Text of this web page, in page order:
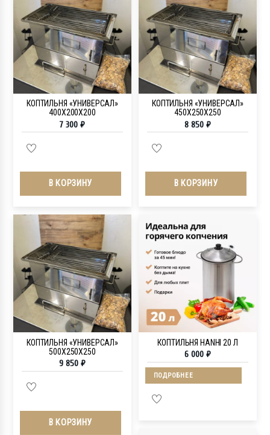
КОПТИЛЬНЯ «УНИВЕРСАЛ»
400Х200Х200
7 300 ₽
В КОРЗИНУ
КОПТИЛЬНЯ «УНИВЕРСАЛ»
450Х250Х250
8 850 ₽
В КОРЗИНУ
КОПТИЛЬНЯ «УНИВЕРСАЛ»
500Х250Х250
9 850 ₽
В КОРЗИНУ
КОПТИЛЬНЯ HANHI 20 Л
6 000 ₽
ПОДРОБНЕЕ